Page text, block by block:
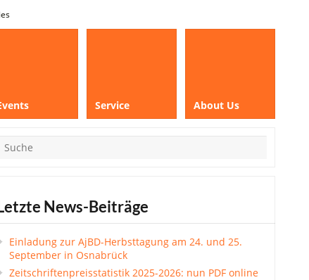
Service About Us
News-Beiträge
Einladung zur AjBD-Herbsttagung am 24. und 25.
September in Osnabrück
Zeitschriftenpreisstatistik 2025-2026: nun PDF online